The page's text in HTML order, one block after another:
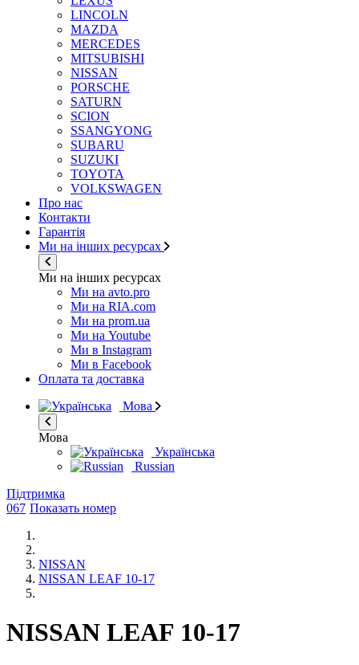
LINCOLN
MAZDA
MERCEDES
MITSUBISHI
NISSAN
PORSCHE
SATURN
SCION
SSANGYONG
SUBARU
SUZUKI
TOYOTA
VOLKSWAGEN
Про нас
Контакти
Гарантія
Ми на інших ресурсах
Ми на інших ресурсах
Ми на avto.pro
Ми на RIA.com
Ми на prom.ua
Ми на Youtube
Ми в Instagram
Ми в Facebook
Оплата та доставка
Мова
Мова
Українська
Russian
Підтримка
067 Показать номер
NISSAN
NISSAN LEAF 10-17
NISSAN LEAF 10-17